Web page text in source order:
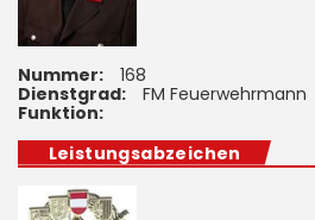
Nummer:
168
Dienstgrad:
FM Feuerwehrmann
Funktion:
Leistungsabzeichen